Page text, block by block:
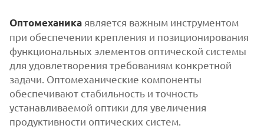
Оптомеханика является важным инструментом
при обеспечении крепления и позиционирования
функциональных элементов оптической системы
для удовлетворения требованиям конкретной
задачи. Оптомеханические компоненты
обеспечивают стабильность и точность
устанавливаемой оптики для увеличения
продуктивности оптических систем.